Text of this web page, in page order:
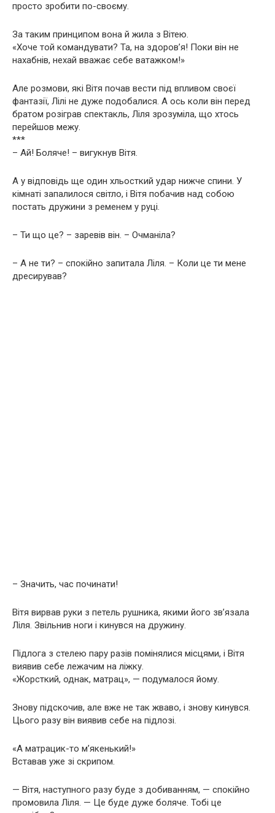
просто зробити по-своєму.
За таким принципом вона й жила з Вітею.
«Хоче той командувати? Та, на здоров’я! Поки він не
нахабнів, нехай вважає себе ватажком!»
Але розмови, які Вітя почав вести під впливом своєї
фантазії, Лілі не дуже подобалися. А ось коли він перед
братом розіграв спектакль, Ліля зрозуміла, що хтось
перейшов межу.
***
– Ай! Боляче! – вигукнув Вітя.
А у відповідь ще один хльосткий удар нижче спини. У
кімнаті запалилося світло, і Вітя побачив над собою
постать дружини з ременем у руці.
– Ти що це? – заревів він. – Очманіла?
– А не ти? – спокійно запитала Ліля. – Коли це ти мене
дресирував?
– Значить, час починати!
Вітя вирвав руки з петель рушника, якими його зв’язала
Ліля. Звільнив ноги і кинувся на дружину.
Підлога з стелею пару разів помінялися місцями, і Вітя
виявив себе лежачим на ліжку.
«Жорсткий, однак, матрац», — подумалося йому.
Знову підскочив, але вже не так жваво, і знову кинувся.
Цього разу він виявив себе на підлозі.
«А матрацик-то м’якенький!»
Вставав уже зі скрипом.
— Вітя, наступного разу буде з добиванням, — спокійно
промовила Ліля. — Це буде дуже боляче. Тобі це